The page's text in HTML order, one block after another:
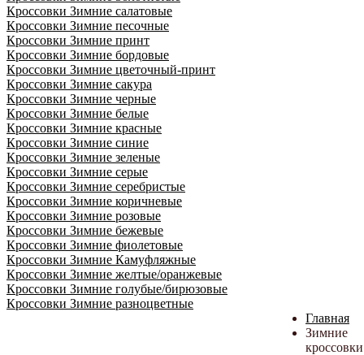
Кроссовки Зимние салатовые
Кроссовки Зимние песочные
Кроссовки Зимние принт
Кроссовки Зимние бордовые
Кроссовки Зимние цветочный-принт
Кроссовки Зимние сакура
Кроссовки Зимние черные
Кроссовки Зимние белые
Кроссовки Зимние красные
Кроссовки Зимние синие
Кроссовки Зимние зеленые
Кроссовки Зимние серые
Кроссовки Зимние серебристые
Кроссовки Зимние коричневые
Кроссовки Зимние розовые
Кроссовки Зимние бежевые
Кроссовки Зимние фиолетовые
Кроссовки Зимние Камуфляжные
Кроссовки Зимние желтые/оранжевые
Кроссовки Зимние голубые/бирюзовые
Кроссовки Зимние разноцветные
Главная
Зимние
кроссовки